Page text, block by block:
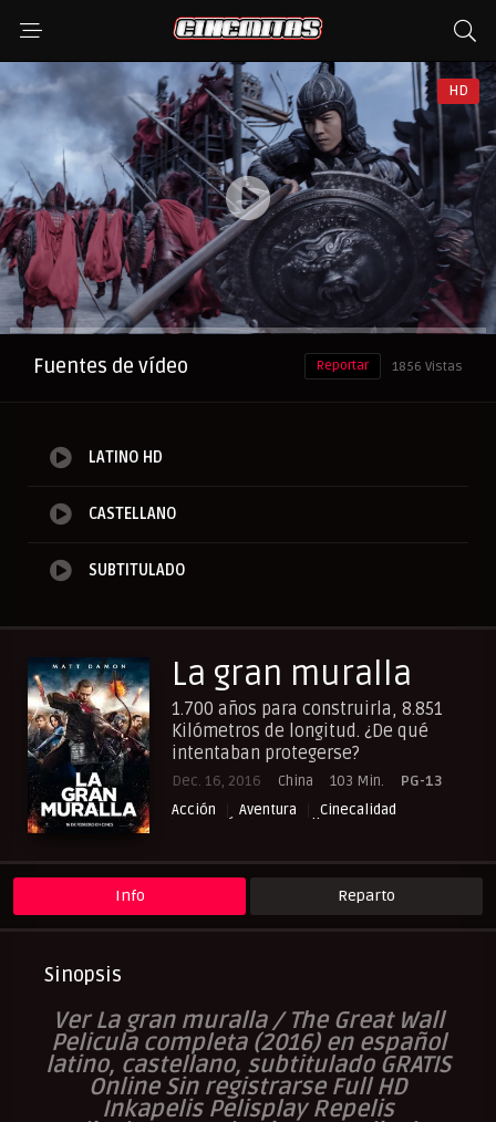
HD
Anuncio
Fuentes de vídeo 1856 Vistas
Reportar
LATINO HD
CASTELLANO
SUBTITULADO
La gran muralla
1.700 años para construirla, 8.851
Kilómetros de longitud. ¿De qué
intentaban protegerse?
Dec. 16, 2016 China 103 Min.
PG-13
Acción
Aventura
Cinecalidad
Fantasía
NewPelis org
Peliculas Subtituladas
Peliculasflix
Pelishouse
Pelismart
UltraPelisHD
Info Reparto
Sinopsis
Ver La gran muralla / The Great Wall
Pelicula completa (2016) en español
latino, castellano, subtitulado GRATIS
Online Sin registrarse Full HD
Inkapelis Pelisplay Repelis